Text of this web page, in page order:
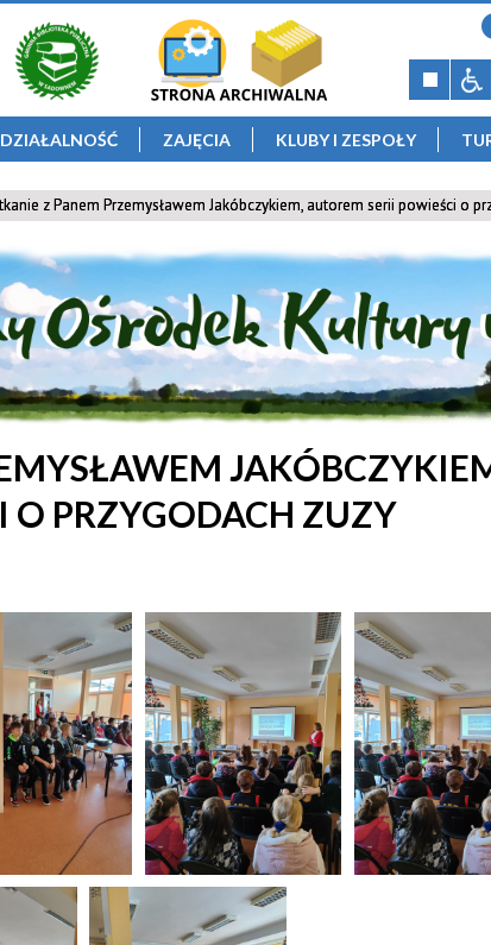
ZAJĘCIA KLUBY I ZESPOŁY
z Panem Przemysławem Jakóbczykiem, autorem serii powieści o
O PRZYGODACH ZUZY